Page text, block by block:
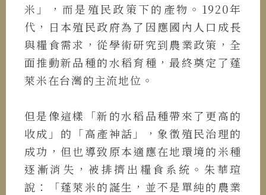
米」，而是殖民政策下的產物。1920年
代，日本殖民政府為了因應國內人口成長
與糧食需求，從學術研究到農業政策，全
面推動新品種的水稻育種，最終奠定了蓬
萊米在台灣的主流地位。
但是像這樣「新的水稻品種帶來了更高的
收成」的「高產神話」，象徵殖民治理的
成功，但也導致原本適應在地環境的米種
逐漸消失，被排擠出糧食系統。朱華瑄
說：「蓬萊米的誕生，並不是單純的農業